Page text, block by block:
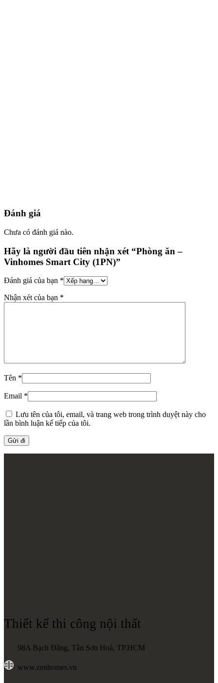
Đánh giá
Chưa có đánh giá nào.
Hãy là người đầu tiên nhận xét “Phòng ăn –
Vinhomes Smart City (1PN)”
Đánh giá của bạn *
Nhận xét của bạn *
Tên *
Email *
Lưu tên của tôi, email, và trang web trong trình duyệt này cho
lần bình luận kế tiếp của tôi.
Thiết kế thi công nội thất
98A Bạch Đằng, Tân Sơn Hoà, TP.HCM
www.zenhomes.vn